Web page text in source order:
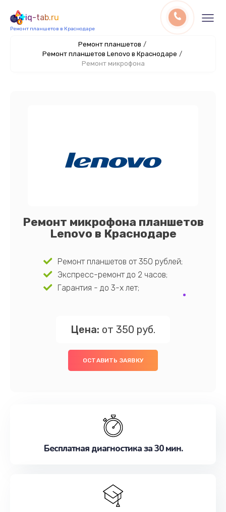
iq-tab.ru
Ремонт планшетов в Краснодаре
Ремонт планшетов /
Ремонт планшетов Lenovo в Краснодаре /
Ремонт микрофона
Ремонт микрофона планшетов
Lenovo в Краснодаре
Ремонт планшетов от 350 рублей;
Экспресс-ремонт до 2 часов;
Гарантия - до 3-х лет;
Цена: от 350 руб.
ОСТАВИТЬ ЗАЯВКУ
Бесплатная диагностика за 30 мин.